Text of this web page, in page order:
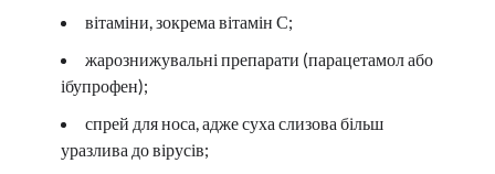
вітаміни, зокрема вітамін С;
жарознижувальні препарати (парацетамол або
ібупрофен);
спрей для носа, адже суха слизова більш
уразлива до вірусів;